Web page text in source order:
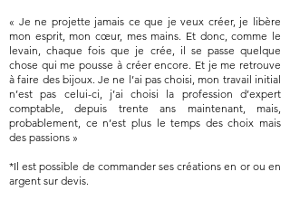
« Je ne projette jamais ce que je veux créer, je libère
mon esprit, mon cœur, mes mains. Et donc, comme le
levain, chaque fois que je crée, il se passe quelque
chose qui me pousse à créer encore. Et je me retrouve
à faire des bijoux. Je ne l’ai pas choisi, mon travail initial
n’est pas celui-ci, j’ai choisi la profession d’expert
comptable, depuis trente ans maintenant, mais,
probablement, ce n’est plus le temps des choix mais
des passions »
*Il est possible de commander ses créations en or ou en
argent sur devis.